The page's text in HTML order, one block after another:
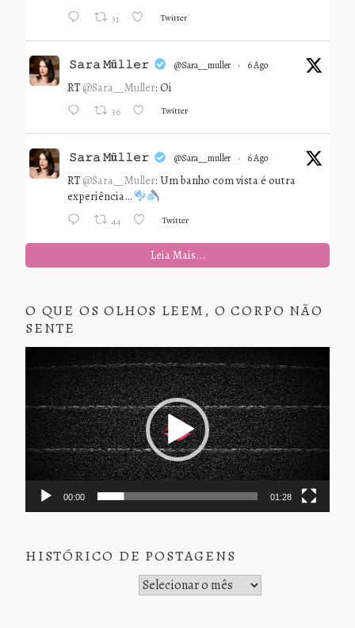
31 Twitter
𝚂𝚊𝚛𝚊 𝙼ü𝚕𝚕𝚎𝚛 @sara__muller · 6 Ago
RT @Sara__Muller: Oi
36 Twitter
𝚂𝚊𝚛𝚊 𝙼ü𝚕𝚕𝚎𝚛 @sara__muller · 6 Ago
RT @Sara__Muller: Um banho com vista é outra
experiência…
44 Twitter
Leia Mais...
O QUE OS OLHOS LEEM, O CORPO NÃO
SENTE
de
vídeo
00:00 01:28
HISTÓRICO DE POSTAGENS